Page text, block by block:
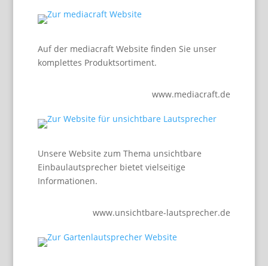
Auf der mediacraft Website finden Sie unser
komplettes Produktsortiment.
www.mediacraft.de
Unsere Website zum Thema unsichtbare
Einbaulautsprecher bietet vielseitige
Informationen.
www.unsichtbare-lautsprecher.de